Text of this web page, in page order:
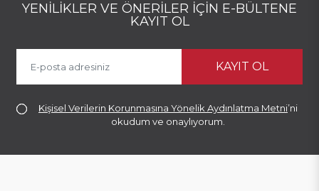
YENILIKLER VE ÖNERILER İÇIN E-BÜLTENE
KAYIT OL
KAYIT OL
Kişisel Verilerin Korunmasına Yönelik Aydınlatma Metni’ni
okudum ve onaylıyorum.